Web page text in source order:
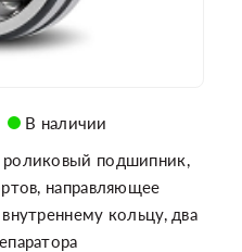
В наличии
подшипник,
направляющее
кольцу, два